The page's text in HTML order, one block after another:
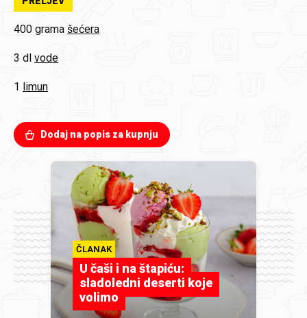
400 grama šećera
3 dl vode
1 limun
Dodaj na popis za kupnju
ČLANAK
U čaši i na štapiću:
sladoledni deserti koje
volimo